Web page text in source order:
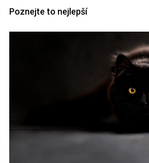
Poznejte to nejlepší